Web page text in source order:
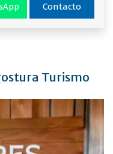
Contacto
Turismo